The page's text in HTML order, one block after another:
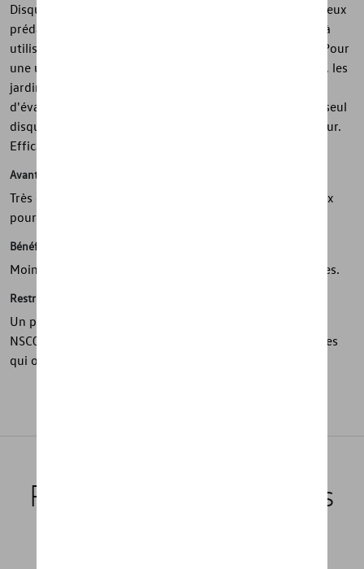
Disque odorant à effet durable - sent comme un dangereux
prédateur pour la martre. Le crochet pratique est facile à
utiliser et offre de nombreuses possibilités de fixation. Pour
une utilisation universelle dans les voitures, les maisons, les
jardins ou les abris pour voitures. La grande surface
d'évaporation assure une forte diffusion de l'odeur. Un seul
disque parfumé suffit à protéger le compartiment moteur.
Efficace pendant au moins six mois.
Avantages
Très efficace et produits de haute qualité. Non dangereux
pour les animaux de compagnie.
Bénéfices
Moins de risque de dommages potentiels liés aux martres.
Restrictions
Un pré-nettoyage avec le produit anti-odeur (réf :
NSC007503) est fortement recommandé pour les voitures
qui ont déjà été touchées.
Produits recommandés